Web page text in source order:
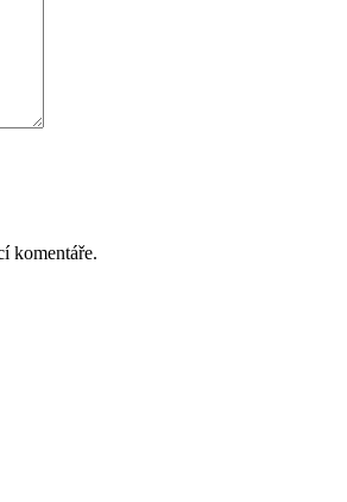
komentáře.